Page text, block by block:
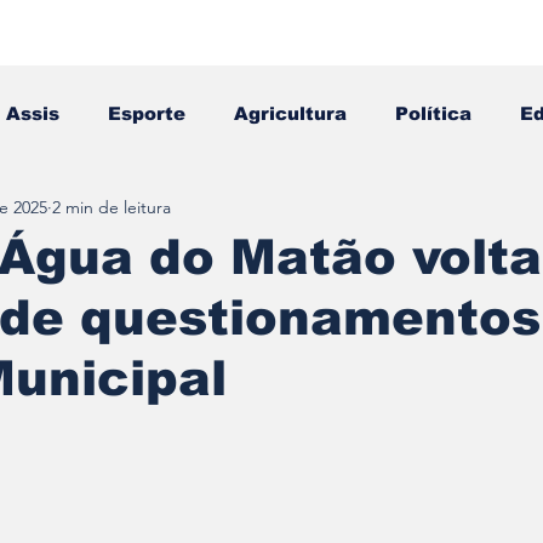
Assis Esporte Agricultura Política
Editais
do Matão
2025 2 min de leitura